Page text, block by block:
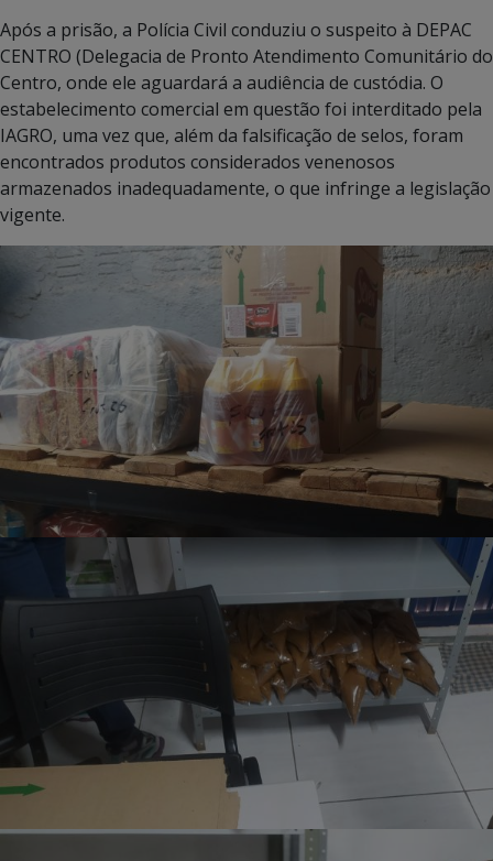
Após a prisão, a Polícia Civil conduziu o suspeito à DEPAC
CENTRO (Delegacia de Pronto Atendimento Comunitário do
Centro, onde ele aguardará a audiência de custódia. O
estabelecimento comercial em questão foi interditado pela
IAGRO, uma vez que, além da falsificação de selos, foram
encontrados produtos considerados venenosos
armazenados inadequadamente, o que infringe a legislação
vigente.